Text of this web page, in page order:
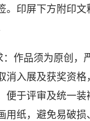
。印屏下方附印文
作品须为原创，
消入展及获奖资格
便于评审及统一装
用纸，避免易破损